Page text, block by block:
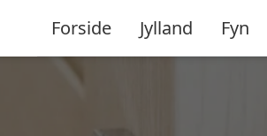
Forside Jylland Fyn